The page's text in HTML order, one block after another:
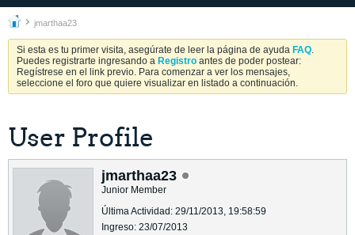
jmarthaa23
Si esta es tu primer visita, asegúrate de leer la página de ayuda FAQ.
Puedes registrarte ingresando a Registro antes de poder postear:
Regístrese en el link previo. Para comenzar a ver los mensajes,
seleccione el foro que quiere visualizar en listado a continuación.
User Profile
jmarthaa23
Junior Member
Última Actividad: 29/11/2013, 19:58:59
Ingreso: 23/07/2013